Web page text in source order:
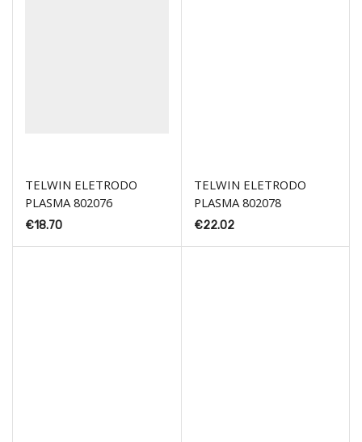
TELWIN ELETRODO
PLASMA 802076
€18.70
TELWIN ELETRODO
PLASMA 802078
€22.02